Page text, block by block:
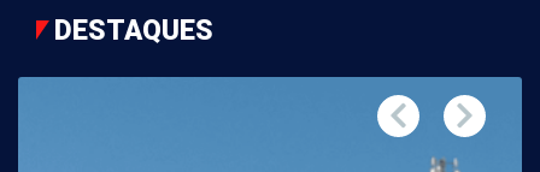
DESTAQUES